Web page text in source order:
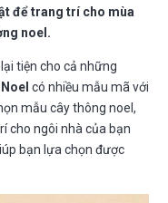
để trang trí cho mùa
noel.
tiện cho cả những
có nhiều mẫu mã với
mẫu cây thông noel,
cho ngôi nhà của bạn
bạn lựa chọn được